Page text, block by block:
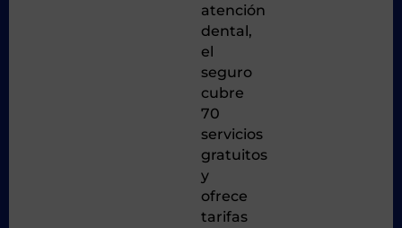
atención
dental,
el
seguro
cubre
70
servicios
gratuitos
y
ofrece
tarifas